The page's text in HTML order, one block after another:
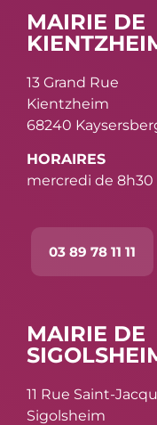
MAIRIE DE
13 Grand Rue
Kientzheim
68240
HORAIRES
mercredi de 8h30
03 89 78 11 11
MAIRIE DE
11 Rue Saint-
Sigolsheim